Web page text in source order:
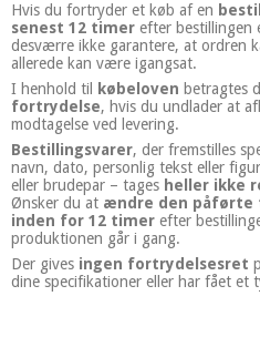
Hvis du fortryder et køb af en
senest 12 timer efter bestillingen
desværre ikke garantere, at ordren
allerede kan være igangsat.
I henhold til
købeloven betragtes
fortrydelse, hvis du undlader at
modtagelse ved levering.
Bestillingsvarer, der fremstilles
navn, dato, personlig tekst eller
eller brudepar – tages heller ikke
Ønsker du at ændre den påførte
inden for 12 timer efter
produktionen går i gang.
Der gives ingen fortrydelsesret
dine specifikationer eller har fået